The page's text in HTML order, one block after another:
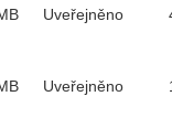
Uveřejněno
Uveřejněno